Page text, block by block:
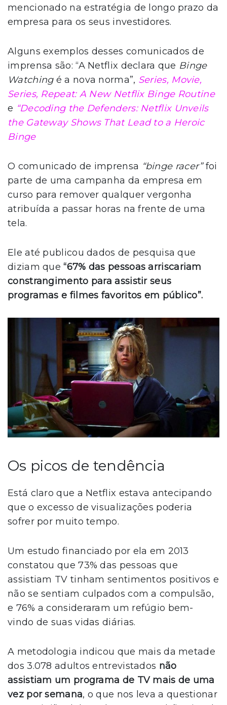
mencionado na estratégia de longo prazo da
empresa para os seus investidores.
Alguns exemplos desses comunicados de
imprensa são: “A Netflix declara que Binge
Watchingé a nova norma”, Series, Movie,
Series, Repeat: A New Netflix Binge Routine
e “Decoding the Defenders: Netflix Unveils
the Gateway Shows That Lead to a Heroic
Binge
O comunicado de imprensa “binge racer”foi
parte de uma campanha da empresa em
curso para remover qualquer vergonha
atribuída a passar horas na frente de uma
tela.
Ele até publicou dados de pesquisa que
diziam que“67% das pessoas arriscariam
constrangimento para assistir seus
programas e filmes favoritos em público”.
Os picos de tendência
Está claro que a Netflix estava antecipando
que o excesso de visualizações poderia
sofrer por muito tempo.
Um estudo financiado por ela em 2013
constatou que 73% das pessoas que
assistiam TV tinham sentimentos positivos e
não se sentiam culpados com a compulsão,
e 76% a consideraram um refúgio bem-
vindo de suas vidas diárias.
A metodologia indicou que mais da metade
dos 3.078 adultos entrevistados não
assistiam um programa de TV mais de uma
vez por semana, o que nos leva a questionar